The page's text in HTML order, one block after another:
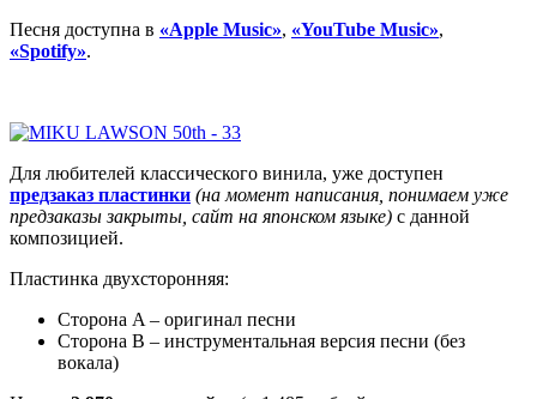
Песня доступна в «Apple Music», «YouTube Music»,
«Spotify».
Для любителей классического винила, уже доступен
предзаказ пластинки (на момент написания, понимаем уже
предзаказы закрыты, сайт на японском языке) с данной
композицией.
Пластинка двухсторонняя:
Сторона A – оригинал песни
Сторона B – инструментальная версия песни (без
вокала)